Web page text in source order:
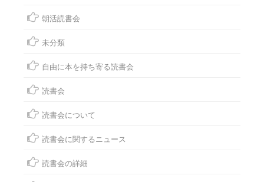
朝活読書会
未分類
自由に本を持ち寄る読書会
読書会
読書会について
読書会に関するニュース
読書会の詳細